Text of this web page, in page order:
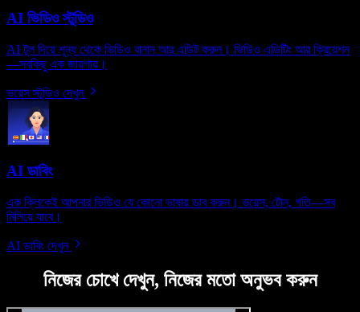
AI ভিডিও স্টুডিও
AI টুল দিয়ে শূন্য থেকে ভিডিও বানান আর এডিট করুন। ভিডিও এডিটিং আর ক্রিয়েশন
—সবকিছু এক জায়গায়।
ভয়েস স্টুডিও দেখুন
AI ডাবিং
এক ক্লিকেই আপনার ভিডিও যে কোনো ভাষায় ডাব করুন। ভয়েস, টোন, গতি—সব
মিলিয়ে যাবে।
AI ডাবিং দেখুন
নিজের চোখে দেখুন, নিজের মতো অনুভব করুন